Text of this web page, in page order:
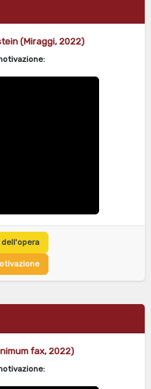
(Miraggi, 2022)
fax, 2022)